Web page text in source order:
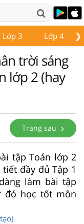
❯
Lớp 3 Lớp 4
trời sáng
lớp 2 (hay
Trang sau
tập Toán lớp 2
đầy đủ Tập 1
làm bài tập
đó học tốt môn